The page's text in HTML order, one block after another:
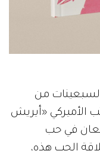
من
الأميركي «أيريش
في حب
الحب هذه،